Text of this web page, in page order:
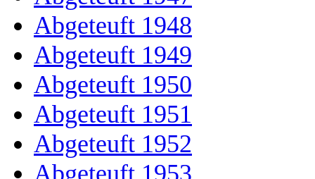
Abgeteuft 1948
Abgeteuft 1949
Abgeteuft 1950
Abgeteuft 1951
Abgeteuft 1952